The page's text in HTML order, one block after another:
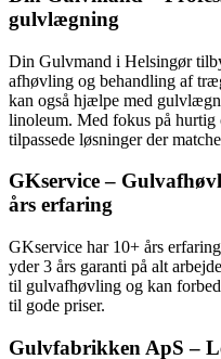
gulvlægning
Din Gulvmand i Helsingør
afhøvling og behandling af
kan også hjælpe med
linoleum. Med fokus på hurtig
tilpassede løsninger der
GKservice –
års erfaring
GKservice har 10+ års
yder 3 års garanti på alt
til gulvafhøvling og kan
til gode priser.
Gulvfabrikken ApS –